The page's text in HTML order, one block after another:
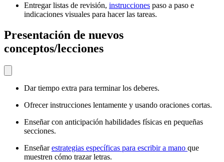
Entregar listas de revisión, instrucciones paso a paso e
indicaciones visuales para hacer las tareas.
Presentación de nuevos
conceptos/lecciones
Dar tiempo extra para terminar los deberes.
Ofrecer instrucciones lentamente y usando oraciones cortas.
Enseñar con anticipación habilidades físicas en pequeñas
secciones.
Enseñarestrategias específicas para escribir a mano que
muestren cómo trazar letras.